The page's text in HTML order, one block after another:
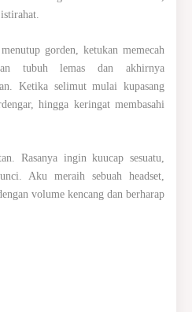
gorden, ketukan memecah
tubuh lemas dan akhirnya
Ketika selimut mulai kupasang
hingga keringat membasahi
Rasanya ingin kuucap sesuatu,
Aku meraih sebuah headset,
volume kencang dan berharap